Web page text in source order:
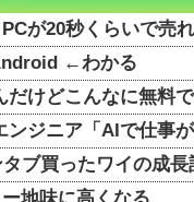
が20秒くらいで売
←わかる
けどこんなに無料
ンジニア「AIで仕事
ブ買ったワイの成